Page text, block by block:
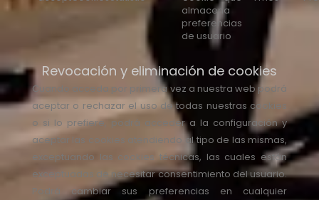
almacena
preferencias
de usuario
Revocación y eliminación de cookies
Cuando acceda por primera vez a nuestra web podrá
aceptar o rechazar el uso de todas nuestras cookies
o si lo prefiere, podrá acceder a la configuración y
aceptar las cookies atendiendo al tipo de las mismas,
exceptuando las cookies técnicas, las cuales están
exceptuadas de necesitar consentimiento del usuario.
Podrá cambiar sus preferencias en cualquier